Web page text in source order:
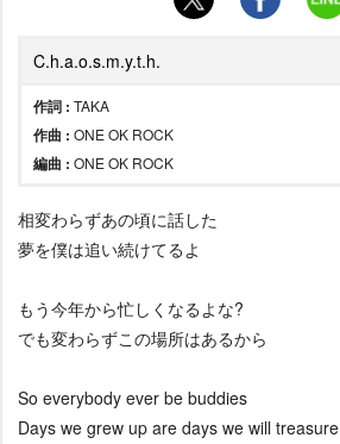
C.h.a.o.s.m.y.t.h.
作詞 : TAKA
作曲 : ONE OK ROCK
編曲 : ONE OK ROCK
相変わらずあの頃に話した
夢を僕は追い続けてるよ
もう今年から忙しくなるよな?
でも変わらずこの場所はあるから
So everybody ever be buddies
Days we grew up are days we will treasure